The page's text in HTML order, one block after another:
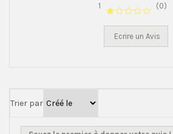
1
(0)
Ecrire un Avis
Trier par